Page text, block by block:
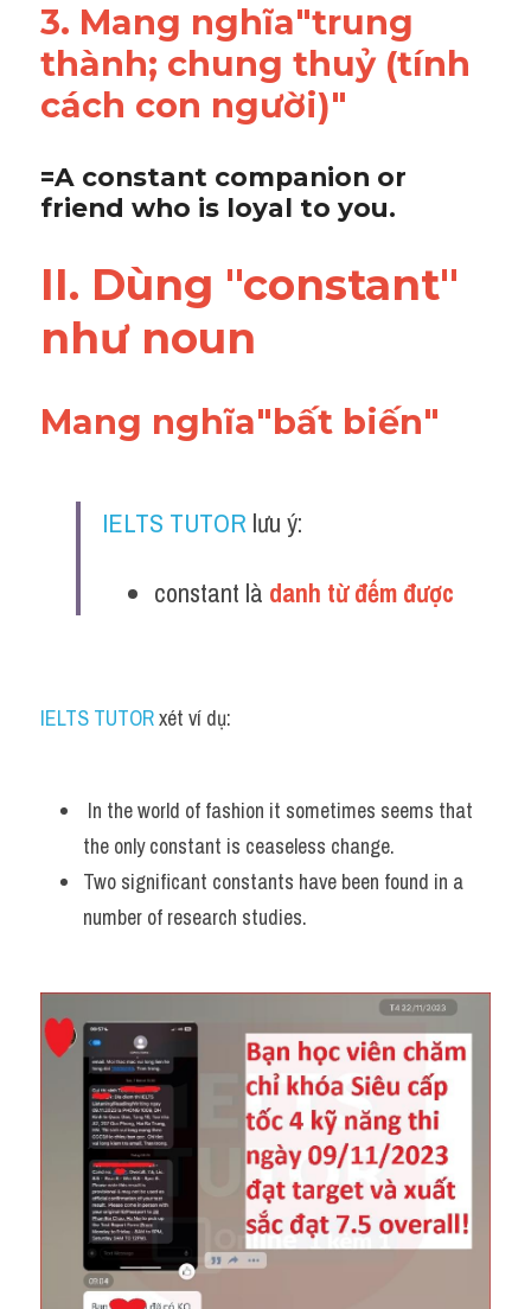
3. Mang nghĩa"trung
thành; chung thuỷ (tính
cách con người)"
=A constant companion or
friend who is loyal to you.
II. Dùng "constant"
như noun
Mang nghĩa"bất biến"
IELTS TUTOR lưu ý:
constant là danh từ đếm được
IELTS TUTOR xét ví dụ:
In the world of fashion it sometimes seems that
the only constant is ceaseless change.
Two significant constants have been found in a
number of research studies.